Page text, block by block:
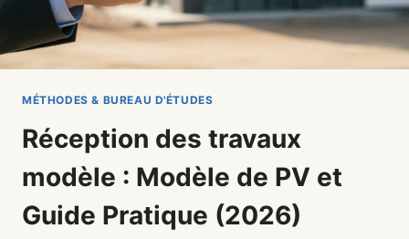
MÉTHODES & BUREAU D'ÉTUDES
Réception des travaux
modèle : Modèle de PV et
Guide Pratique (2026)